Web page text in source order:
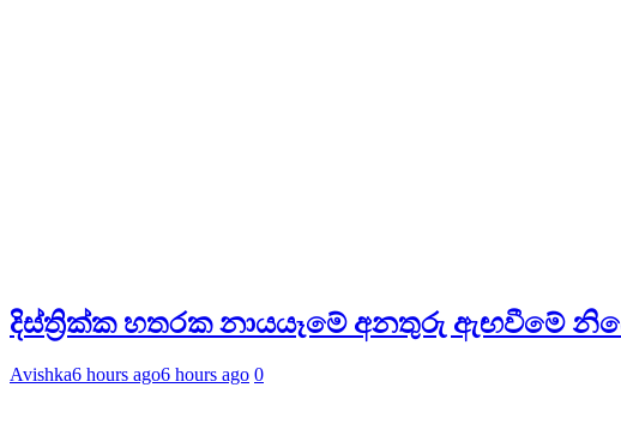
දිස්ත්‍රික්ක හතරක නායයෑමේ අනතුරු ඇඟවීමේ
Avishka6 hours ago6 hours ago 0